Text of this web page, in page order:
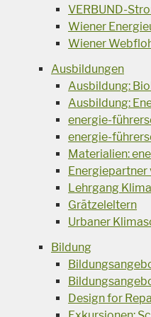
VERBUND-
Wiener
Wiener
Ausbildungen
Ausbildung:
Ausbildung:
energie-
energie-
Materialien:
Energiepartner
Lehrgang
Grätzeleltern
Urbaner
Bildung
Design for